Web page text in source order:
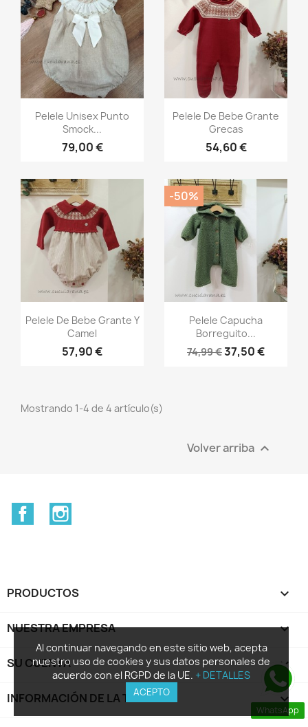
Vista rápida
Pelele Unisex Punto
Smock...
79,00 €
 Vista rápida
Pelele De Bebe Grante
Grecas
54,60 €
Vista rápida
Pelele De Bebe Grante Y
Camel
57,90 €
Vista rápida
Pelele Capucha
Borreguito...
74,99 €37,50 €
-50%
Mostrando 1-4 de 4 artículo(s)
Volver arriba 
Facebook
PRODUCTOS 
NUESTRA EMPRESA 
SU CUENTA 
INFORMACIÓN DE LA TIENDA keyboard_arrow_down
WhatsApp
Al continuar navegando en este sitio web, acepta
nuestro uso de cookies y sus datos personales de
acuerdo con el RGPD de la UE. + DETALLES
ACEPTO